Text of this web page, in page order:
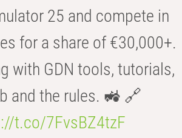
25 and compete in
for a share of €30,000+.
with GDN tools, tutorials,
and the rules. 🚜 🔗
t.co/7FvsBZ4tzF